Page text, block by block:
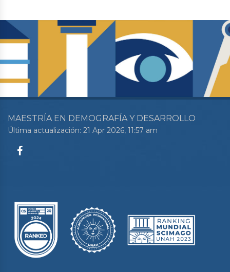
MAESTRÍA EN DEMOGRAFÍA Y DESARROLLO
Última actualización: 21 Apr 2026, 11:57 am